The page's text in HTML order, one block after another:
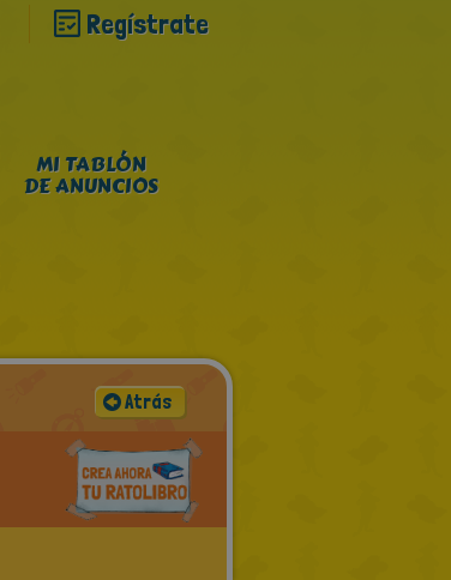
Regístrate
MI TABLÓN
DE ANUNCIOS
Atrás